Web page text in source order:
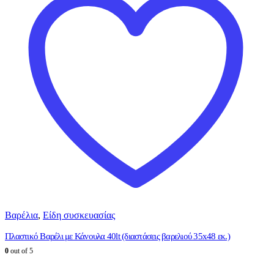
Βαρέλια, Είδη συσκευασίας
Πλαστικό Βαρέλι με Κάνουλα 40lt (διαστάσεις βαρελιού 35x48 εκ.)
0 out of 5